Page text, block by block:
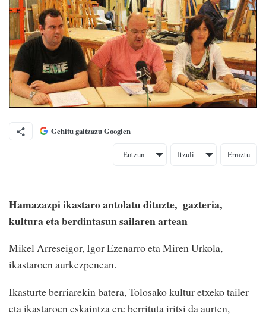
Gehitu gaitzazu Googlen
Entzun Itzuli Erraztu
Hamazazpi ikastaro antolatu dituzte, gazteria,
kultura eta berdintasun sailaren artean
Mikel Arreseigor, Igor Ezenarro eta Miren Urkola,
ikastaroen aurkezpenean.
Ikasturte berriarekin batera, Tolosako kultur etxeko tailer
eta ikastaroen eskaintza ere berrituta iritsi da aurten,